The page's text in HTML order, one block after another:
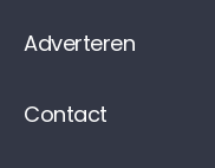
Adverteren
Contact